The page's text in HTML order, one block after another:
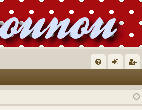
Q ne
xi
nr
eg